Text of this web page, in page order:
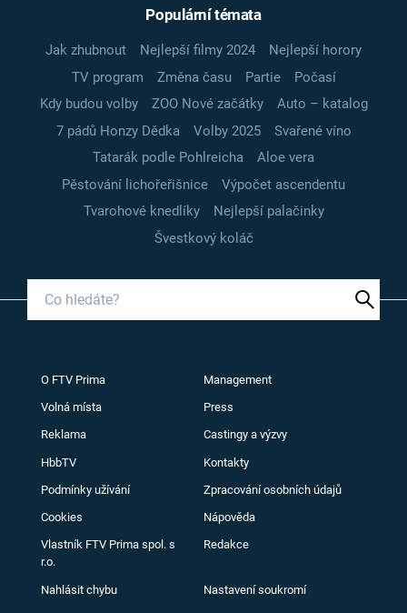
Populární témata
Jak zhubnout Nejlepší filmy 2024
Nejlepší horory
TV program
Změna času Partie
Počasí
Kdy budou volby
ZOO Nové začátky
Auto – katalog
7 pádů Honzy Dědka
Volby 2025
Svařené víno
Tatarák podle Pohlreicha
Aloe vera
Pěstování lichořeřišnice
Výpočet ascendentu
Tvarohové knedlíky
Nejlepší palačinky
Švestkový koláč
O FTV Prima Management
Volná místa Press
Reklama Castingy a výzvy
HbbTV Kontakty
Podmínky užívání Zpracování osobních údajů
Cookies Nápověda
Vlastník FTV Prima spol. s
r.o.
Redakce
Nahlásit chybu Nastavení soukromí